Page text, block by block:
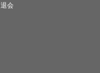
退会